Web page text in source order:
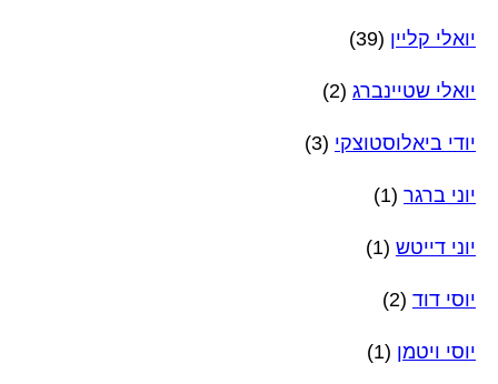
יואלי קליין (39)
יואלי שטיינברג (2)
יודי ביאלוסטוצקי (3)
יוני ברגר (1)
יוני דייטש (1)
יוסי דוד (2)
יוסי ויטמן (1)